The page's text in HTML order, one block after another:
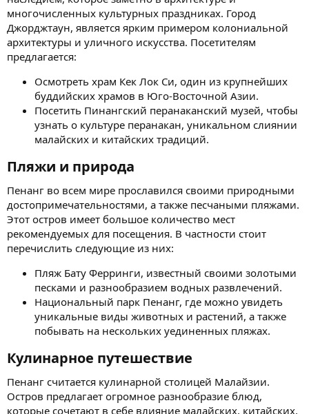
многочисленных культурных праздниках. Город
Джорджтаун, является ярким примером колониальной
архитектуры и уличного искусства. Посетителям
предлагается:
Осмотреть храм Кек Лок Си, один из крупнейших
буддийских храмов в Юго-Восточной Азии.
Посетить Пинангский перанаканский музей, чтобы
узнать о культуре перанакан, уникальном слиянии
малайских и китайских традиций.
Пляжи и природа​
Пенанг во всем мире прославился своими природными
достопримечательностями, а также песчаными пляжами.
Этот остров имеет большое количество мест
рекомендуемых для посещения. В частности стоит
перечислить следующие из них:
Пляж Бату Ферринги, известный своими золотыми
песками и разнообразием водных развлечений.
Национальный парк Пенанг, где можно увидеть
уникальные виды животных и растений, а также
побывать на нескольких уединенных пляжах.
Кулинарное путешествие​
Пенанг считается кулинарной столицей Малайзии.
Остров предлагает огромное разнообразие блюд,
которые сочетают в себе влияние малайских, китайских,